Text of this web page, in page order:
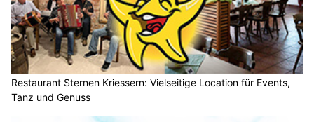
Restaurant Sternen Kriessern: Vielseitige Location für Events,
Tanz und Genuss